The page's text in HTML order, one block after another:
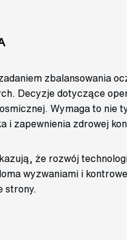
zbalansowania
Decyzje dotyczące
Wymaga to nie
i zapewnienia zdrowej
że rozwój
wyzwaniami i
strony.